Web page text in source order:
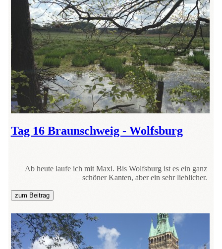
Tag 16 Braunschweig - Wolfsburg
Ab heute laufe ich mit Maxi. Bis Wolfsburg ist es ein ganz
schöner Kanten, aber ein sehr lieblicher.
zum Beitrag